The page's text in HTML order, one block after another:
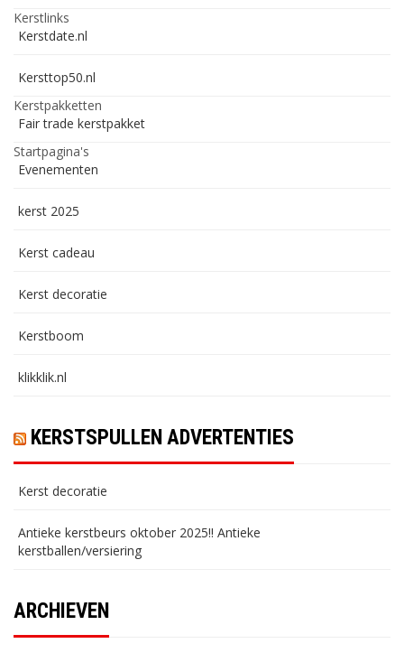
Kerstlinks
Kerstdate.nl
Kersttop50.nl
Kerstpakketten
Fair trade kerstpakket
Startpagina's
Evenementen
kerst 2025
Kerst cadeau
Kerst decoratie
Kerstboom
klikklik.nl
KERSTSPULLEN ADVERTENTIES
Kerst decoratie
Antieke kerstbeurs oktober 2025!! Antieke
kerstballen/versiering
ARCHIEVEN